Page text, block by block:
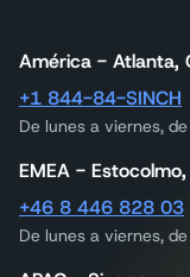
América - Atlanta,
+1 844-84-SINCH
De lunes a viernes,
EMEA -
+46 8 446 828 03
De lunes a viernes,